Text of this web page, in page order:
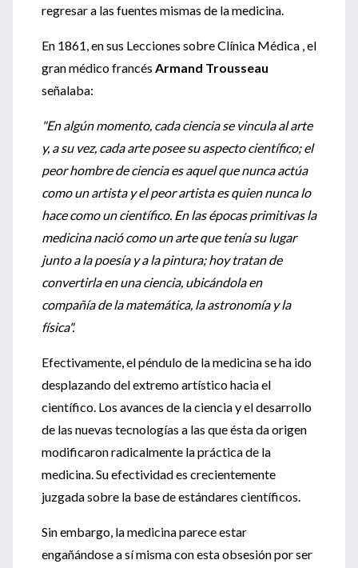
regresar a las fuentes mismas de la medicina.
En 1861, en sus Lecciones sobre Clínica Médica , el
gran médico francés Armand Trousseau
señalaba:
"En algún momento, cada ciencia se vincula al arte
y, a su vez, cada arte posee su aspecto científico; el
peor hombre de ciencia es aquel que nunca actúa
como un artista y el peor artista es quien nunca lo
hace como un científico. En las épocas primitivas la
medicina nació como un arte que tenía su lugar
junto a la poesía y a la pintura; hoy tratan de
convertirla en una ciencia, ubicándola en
compañía de la matemática, la astronomía y la
física".
Efectivamente, el péndulo de la medicina se ha ido
desplazando del extremo artístico hacia el
científico. Los avances de la ciencia y el desarrollo
de las nuevas tecnologías a las que ésta da origen
modificaron radicalmente la práctica de la
medicina. Su efectividad es crecientemente
juzgada sobre la base de estándares científicos.
Sin embargo, la medicina parece estar
engañándose a sí misma con esta obsesión por ser